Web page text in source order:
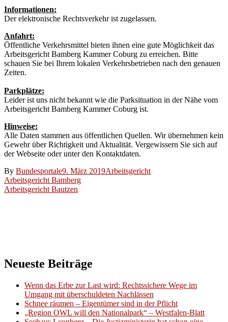
Informationen:
Der elektronische Rechtsverkehr ist zugelassen.
Anfahrt:
Öffentliche Verkehrsmittel bieten ihnen eine gute Möglichkeit das
Arbeitsgericht Bamberg Kammer Coburg zu erreichen. Bitte
schauen Sie bei Ihrem lokalen Verkehrsbetrieben nach den genauen
Zeiten.
Parkplätze:
Leider ist uns nicht bekannt wie die Parksituation in der Nähe vom
Arbeitsgericht Bamberg Kammer Coburg ist.
Hinweise:
Alle Daten stammen aus öffentlichen Quellen. Wir übernehmen kein
Gewehr über Richtigkeit und Aktualität. Vergewissern Sie sich auf
der Webseite oder unter den Kontaktdaten.
By Bundesportale9. März 2019Arbeitsgericht
Beitragsnavigation
Arbeitsgericht Bamberg
Arbeitsgericht Bautzen
Neueste Beiträge
Wenn das Erbe zur Last wird: Rechtssichere Wege im
Umgang mit überschuldeten Nachlässen
Schnee räumen – Eigentümer sind in der Pflicht
„Region OWL will den Nationalpark“ – Westfalen-Blatt